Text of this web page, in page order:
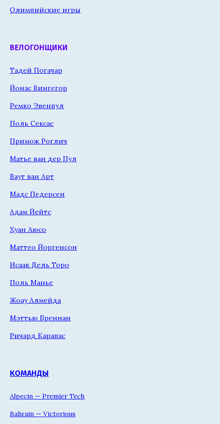
Олимпийские игры
ВЕЛОГОНЩИКИ
Тадей Погачар
Йонас Вингегор
Ремко Эвенпул
Поль Сексас
Примож Роглич
Матье ван дер Пул
Ваут ван Арт
Мадс Педерсен
Адам Йейтс
Хуан Аюсо
Маттео Йоргенсон
Исаак Дель Торо
Поль Манье
Жоау Алмейда
Мэттью Бреннан
Ричард Карапас
КОМАНДЫ
Alpecin — Premier Tech
Bahrain — Victorious